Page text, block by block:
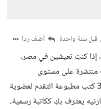
قبل سنة واحدة أضف ردا
إذا كنتِ تعيشين في مصر،
منتشرة على مستوى
الجمهورية، يمكنك إذا كان لديك 3 كتب مطبوعة التقدم لعضوية
يعترف بكِ ككاتبة رسمية،